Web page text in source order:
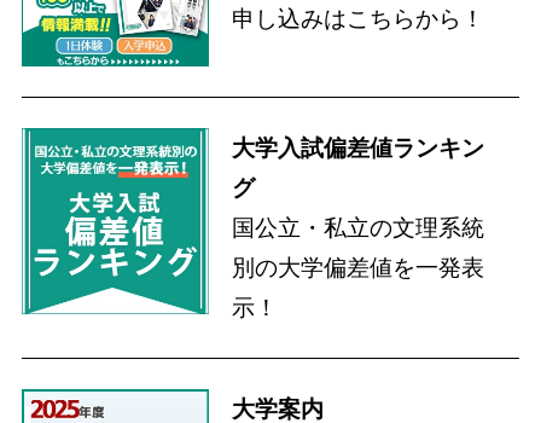
申し込みはこちらから！
大学入試偏差値ランキン
グ
国公立・私立の文理系統
別の大学偏差値を一発表
示！
大学案内